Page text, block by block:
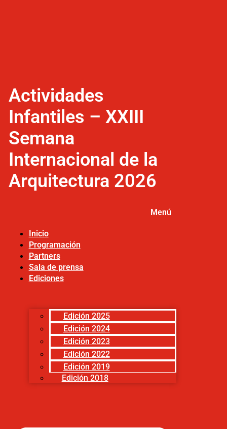
Actividades
Infantiles – XXIII
Semana
Internacional de la
Arquitectura 2026
Menú
Inicio
Programación
Partners
Sala de prensa
Ediciones
Edición 2025
Edición 2024
Edición 2023
Edición 2022
Edición 2019
Edición 2018